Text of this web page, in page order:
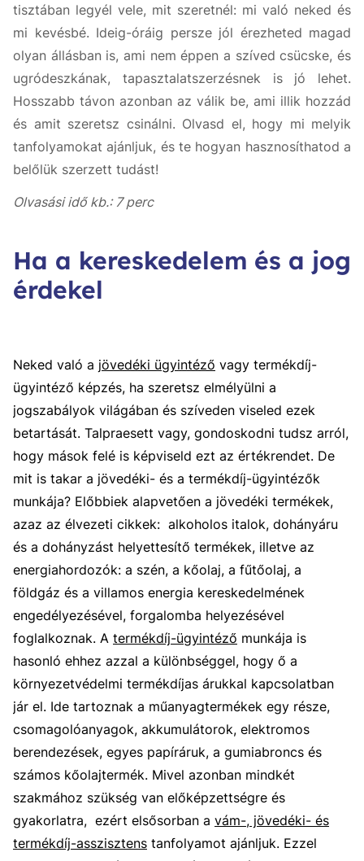
tisztában legyél vele, mit szeretnél: mi való neked és
mi kevésbé. Ideig-óráig persze jól érezheted magad
olyan állásban is, ami nem éppen a szíved csücske, és
ugródeszkának, tapasztalatszerzésnek is jó lehet.
Hosszabb távon azonban az válik be, ami illik hozzád
és amit szeretsz csinálni. Olvasd el, hogy mi melyik
tanfolyamokat ajánljuk, és te hogyan hasznosíthatod a
belőlük szerzett tudást!
Olvasási idő kb.: 7 perc
Ha a kereskedelem és a jog
érdekel
Neked való a jövedéki ügyintéző vagy termékdíj-
ügyintéző képzés, ha szeretsz elmélyülni a
jogszabályok világában és szíveden viseled ezek
betartását. Talpraesett vagy, gondoskodni tudsz arról,
hogy mások felé is képviseld ezt az értékrendet. De
mit is takar a jövedéki- és a termékdíj-ügyintézők
munkája? Előbbiek alapvetően a jövedéki termékek,
azaz az élvezeti cikkek: alkoholos italok, dohányáru
és a dohányzást helyettesítő termékek, illetve az
energiahordozók: a szén, a kőolaj, a fűtőolaj, a
földgáz és a villamos energia kereskedelmének
engedélyezésével, forgalomba helyezésével
foglalkoznak. A termékdíj-ügyintéző munkája is
hasonló ehhez azzal a különbséggel, hogy ő a
környezetvédelmi termékdíjas árukkal kapcsolatban
jár el. Ide tartoznak a műanyagtermékek egy része,
csomagolóanyagok, akkumulátorok, elektromos
berendezések, egyes papíráruk, a gumiabroncs és
számos kőolajtermék. Mivel azonban mindkét
szakmához szükség van előképzettségre és
gyakorlatra, ezért elsősorban a vám-, jövedéki- és
termékdíj-asszisztens tanfolyamot ajánljuk. Ezzel